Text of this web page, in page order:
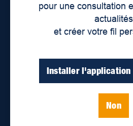
pour une consultation
actualités
et créer votre fil
Installer l'application
Non
Lieux de distribution